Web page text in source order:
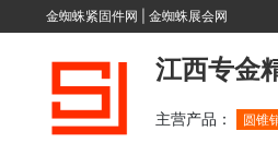
金蜘蛛紧固件网 金蜘蛛展会网
江西专金
主营产品： 圆锥